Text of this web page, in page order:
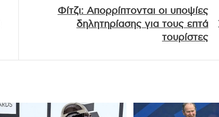
Φίτζι: Απορρίπτονται οι υποψίες
δηλητηρίασης για τους επτά
τουρίστες